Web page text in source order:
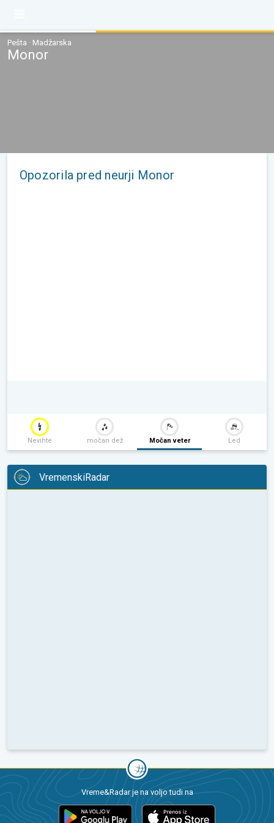
Pešta · Madžarska
Monor
Opozorila pred neurji Monor
Nevihte močan dež Močan veter Led
VremenskiRadar
Vreme&Radar je na voljo tudi na